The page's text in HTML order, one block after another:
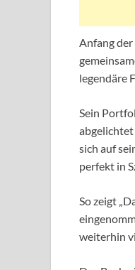
Anfang
legendäre
Sein
abgelichtet
sich auf
perfekt in
So zeigt
weiterhin